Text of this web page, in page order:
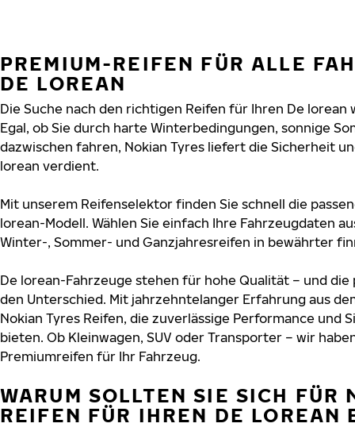
PREMIUM-REIFEN FÜR ALLE
DE LOREAN
Die Suche nach den richtigen Reifen für Ihren De lorean
Egal, ob Sie durch harte Winterbedingungen, sonnige
dazwischen fahren, Nokian Tyres liefert die Sicherheit
lorean verdient.
Mit unserem Reifenselektor finden Sie schnell die
lorean-Modell. Wählen Sie einfach Ihre Fahrzeugdaten
Winter-, Sommer- und Ganzjahresreifen in bewährter
De lorean-Fahrzeuge stehen für hohe Qualität – und die
den Unterschied. Mit jahrzehntelanger Erfahrung aus
Nokian Tyres Reifen, die zuverlässige Performance und
bieten. Ob Kleinwagen, SUV oder Transporter – wir
Premiumreifen für Ihr Fahrzeug.
WARUM SOLLTEN SIE SICH FÜR
REIFEN FÜR IHREN DE LOREAN